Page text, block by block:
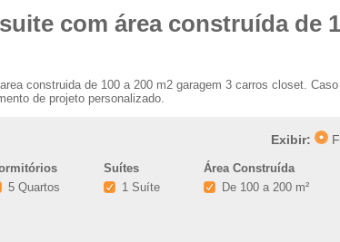
com área construída de
construida de 100 a 200 m2 garagem 3 carros closet.
de projeto personalizado.
Exibir:
5 Quartos
Suítes
1 Suíte
Área Construída
De 100 a 200 m²